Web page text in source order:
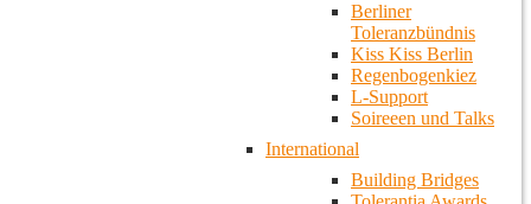
Berliner
Toleranzbündnis
Kiss Kiss Berlin
Regenbogenkiez
L-Support
Soireeen und Talks
International
Building Bridges